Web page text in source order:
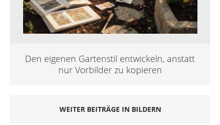
Den eigenen Gartenstil entwickeln, anstatt
nur Vorbilder zu kopieren
WEITER BEITRÄGE IN BILDERN